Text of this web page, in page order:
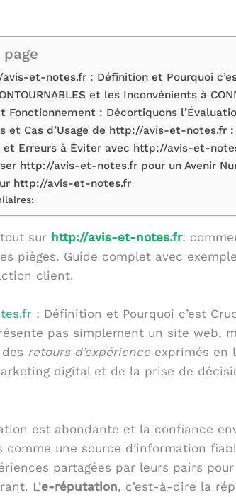
et-notes.fr : Définition et Pourquoi
et les Inconvénients à
Fonctionnement : Décortiquons
et Cas d’Usage de http://avis-et-notes.fr :
et Erreurs à Éviter avec http://avis-et-
http://avis-et-notes.fr pour un Avenir
http://avis-et-notes.fr
sur http://avis-et-notes.fr:
pièges. Guide complet avec
client.
: Définition et Pourquoi c’est
pas simplement un site web,
retours d’expérience exprimés en
digital et de la prise de
est abondante et la confiance
une source d’information
partagées par leurs pairs
L’e-réputation, c’est-à-dire la